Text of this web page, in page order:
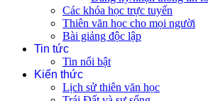
Các khóa học trực tuyến
Thiên văn học cho mọi người
Bài giảng độc lập
Tin tức
Tin nổi bật
Kiến thức
Lịch sử thiên văn học